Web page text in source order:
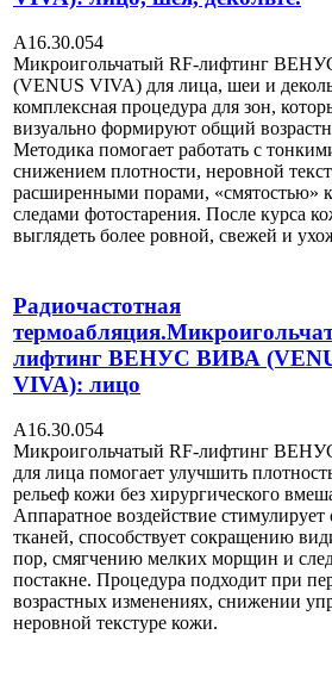
А16.30.054
Микроигольчатый RF-лифтинг
(VENUS VIVA) для лица, шеи и
комплексная процедура для зон,
визуально формируют общий
Методика помогает работать с
снижением плотности, неровной
расширенными порами, «смятостью»
следами фотостарения. После курса
выглядеть более ровной, свежей и
Радиочастотная
лифтинг ВЕНУС ВИВА
VIVA): лицо
А16.30.054
Микроигольчатый RF-лифтинг
для лица помогает улучшить
рельеф кожи без хирургического
Аппаратное воздействие стимулирует
тканей, способствует сокращению
пор, смягчению мелких морщин и
постакне. Процедура подходит при
возрастных изменениях, снижении
неровной текстуре кожи.